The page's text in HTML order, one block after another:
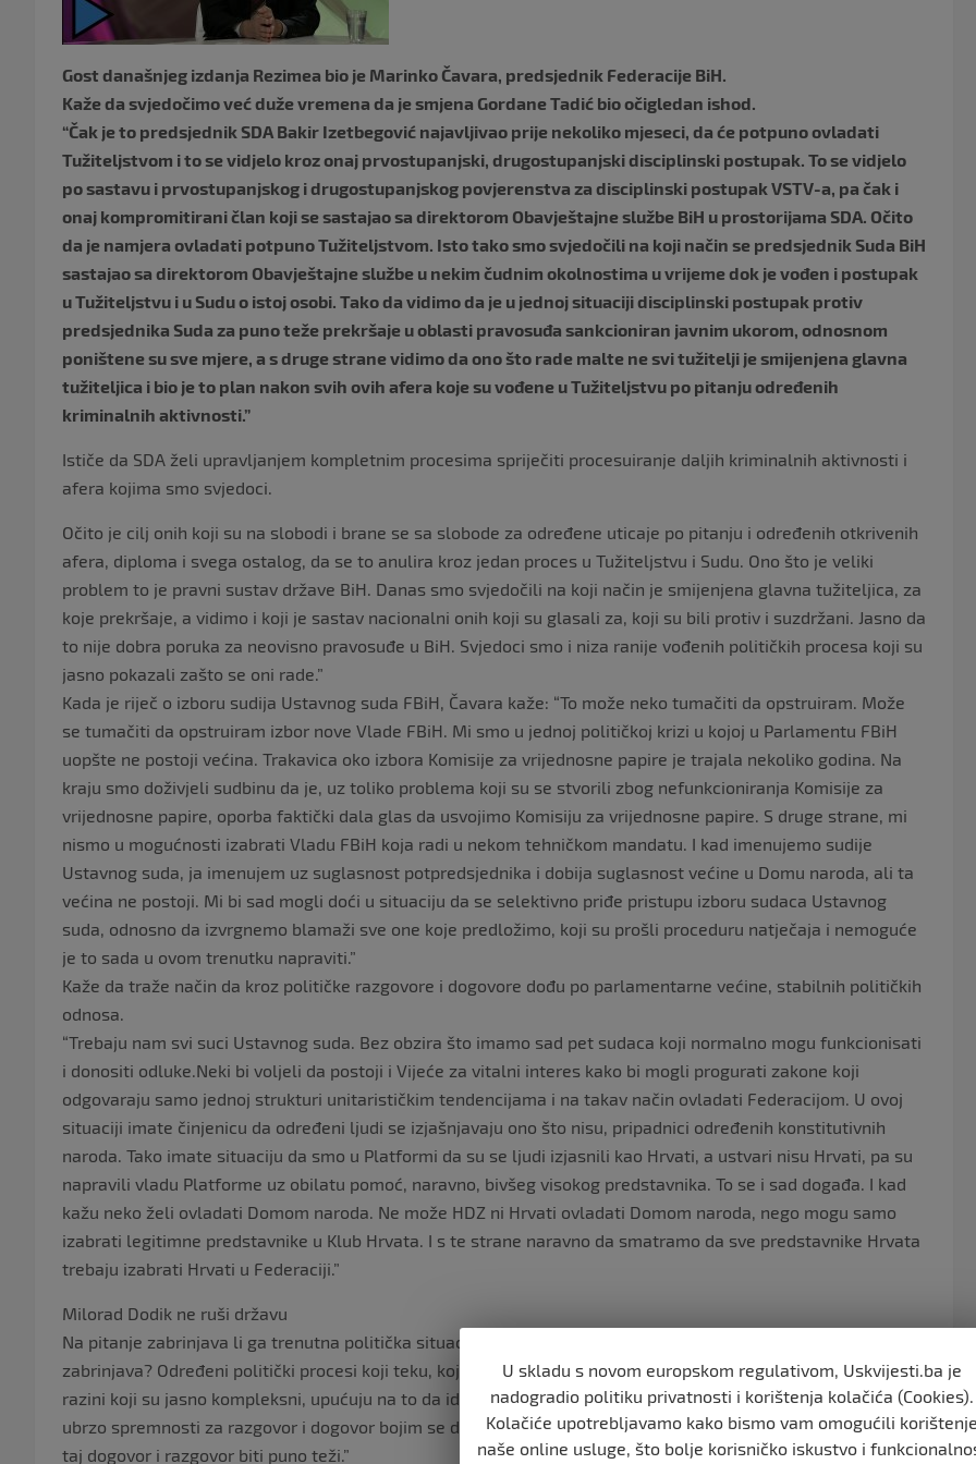
Gost današnjeg izdanja Rezimea bio je Marinko Čavara, predsjednik Federacije BiH.
Kaže da svjedočimo već duže vremena da je smjena Gordane Tadić bio očigledan ishod.
“Čak je to predsjednik SDA Bakir Izetbegović najavljivao prije nekoliko mjeseci, da će potpuno ovladati
Tužiteljstvom i to se vidjelo kroz onaj prvostupanjski, drugostupanjski disciplinski postupak. To se vidjelo
po sastavu i prvostupanjskog i drugostupanjskog povjerenstva za disciplinski postupak VSTV-a, pa čak i
onaj kompromitirani član koji se sastajao sa direktorom Obavještajne službe BiH u prostorijama SDA. Očito
da je namjera ovladati potpuno Tužiteljstvom. Isto tako smo svjedočili na koji način se predsjednik Suda BiH
sastajao sa direktorom Obavještajne službe u nekim čudnim okolnostima u vrijeme dok je vođen i postupak
u Tužiteljstvu i u Sudu o istoj osobi. Tako da vidimo da je u jednoj situaciji disciplinski postupak protiv
predsjednika Suda za puno teže prekršaje u oblasti pravosuđa sankcioniran javnim ukorom, odnosnom
poništene su sve mjere, a s druge strane vidimo da ono što rade malte ne svi tužitelji je smijenjena glavna
tužiteljica i bio je to plan nakon svih ovih afera koje su vođene u Tužiteljstvu po pitanju određenih
kriminalnih aktivnosti.”
Ističe da SDA želi upravljanjem kompletnim procesima spriječiti procesuiranje daljih kriminalnih aktivnosti i
afera kojima smo svjedoci.
Očito je cilj onih koji su na slobodi i brane se sa slobode za određene uticaje po pitanju i određenih otkrivenih
afera, diploma i svega ostalog, da se to anulira kroz jedan proces u Tužiteljstvu i Sudu. Ono što je veliki
problem to je pravni sustav države BiH. Danas smo svjedočili na koji način je smijenjena glavna tužiteljica, za
koje prekršaje, a vidimo i koji je sastav nacionalni onih koji su glasali za, koji su bili protiv i suzdržani. Jasno da
to nije dobra poruka za neovisno pravosuđe u BiH. Svjedoci smo i niza ranije vođenih političkih procesa koji su
jasno pokazali zašto se oni rade.”
Kada je riječ o izboru sudija Ustavnog suda FBiH, Čavara kaže: “To može neko tumačiti da opstruiram. Može
se tumačiti da opstruiram izbor nove Vlade FBiH. Mi smo u jednoj političkoj krizi u kojoj u Parlamentu FBiH
uopšte ne postoji većina. Trakavica oko izbora Komisije za vrijednosne papire je trajala nekoliko godina. Na
kraju smo doživjeli sudbinu da je, uz toliko problema koji su se stvorili zbog nefunkcioniranja Komisije za
vrijednosne papire, oporba faktički dala glas da usvojimo Komisiju za vrijednosne papire. S druge strane, mi
nismo u mogućnosti izabrati Vladu FBiH koja radi u nekom tehničkom mandatu. I kad imenujemo sudije
Ustavnog suda, ja imenujem uz suglasnost potpredsjednika i dobija suglasnost većine u Domu naroda, ali ta
većina ne postoji. Mi bi sad mogli doći u situaciju da se selektivno priđe pristupu izboru sudaca Ustavnog
suda, odnosno da izvrgnemo blamaži sve one koje predložimo, koji su prošli proceduru natječaja i nemoguće
je to sada u ovom trenutku napraviti.”
Kaže da traže način da kroz političke razgovore i dogovore dođu po parlamentarne većine, stabilnih političkih
odnosa.
“Trebaju nam svi suci Ustavnog suda. Bez obzira što imamo sad pet sudaca koji normalno mogu funkcionisati
i donositi odluke.Neki bi voljeli da postoji i Vijeće za vitalni interes kako bi mogli progurati zakone koji
odgovaraju samo jednoj strukturi unitarističkim tendencijama i na takav način ovladati Federacijom. U ovoj
situaciji imate činjenicu da određeni ljudi se izjašnjavaju ono što nisu, pripadnici određenih konstitutivnih
naroda. Tako imate situaciju da smo u Platformi da su se ljudi izjasnili kao Hrvati, a ustvari nisu Hrvati, pa su
napravili vladu Platforme uz obilatu pomoć, naravno, bivšeg visokog predstavnika. To se i sad događa. I kad
kažu neko želi ovladati Domom naroda. Ne može HDZ ni Hrvati ovladati Domom naroda, nego mogu samo
izabrati legitimne predstavnike u Klub Hrvata. I s te strane naravno da smatramo da sve predstavnike Hrvata
trebaju izabrati Hrvati u Federaciji.”
Milorad Dodik ne ruši državu
Na pitanje zabrinjava li ga trenutna politička situacija i ustavna kriza u državi, odgovara: “Koga normalnog ne
zabrinjava? Određeni politički procesi koji teku, kojim Vlada upravlja, određeni politički procesi na državnoj
razini koji su jasno kompleksni, upućuju na to da idemo u jednom smjeru koji nije dobar. Ukoliko ne bude
ubrzo spremnosti za razgovor i dogovor bojim se da će se politički akteri toliko udaljiti jedni od drugih da će
taj dogovor i razgovor biti puno teži.”
U skladu s novom europskom regulativom, Uskvijesti.ba je
nadogradio politiku privatnosti i korištenja kolačića (Cookies).
Kolačiće upotrebljavamo kako bismo vam omogućili
naše online usluge, što bolje korisničko iskustvo i